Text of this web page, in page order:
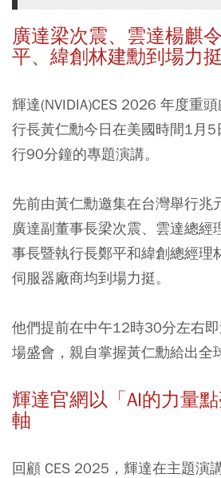
廣達梁次震、雲達楊麒
平、緯創林建勳到場力挺
輝達(NVIDIA)CES 2026 年度重
行長黃仁勳今日在美國時間1月
行90分鐘的專題演講。
先前由黃仁勳邀集在台灣舉行兆
廣達副董事長梁次震、雲達總經
事長暨執行長鄭平和緯創總經理
伺服器廠商均到場力挺。
他們提前在中午12時30分左右
場盛會，親自掌握黃仁勳給出全
輝達官網以「AI的力量
軸
回顧 CES 2025，輝達在主題演